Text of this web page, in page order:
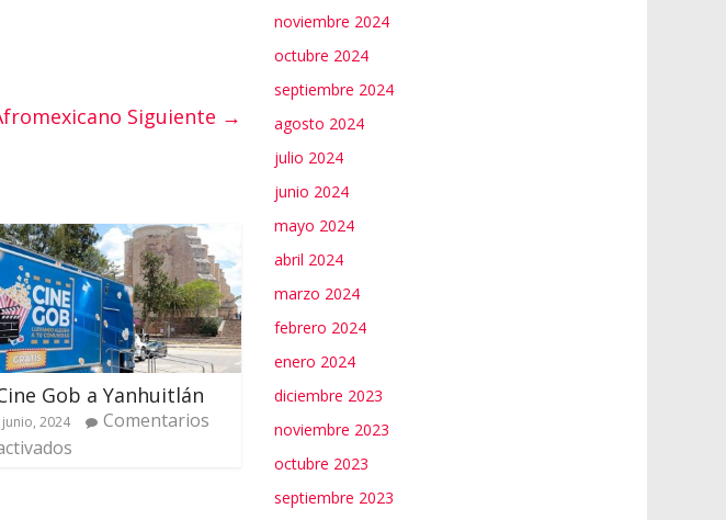
Siguiente →
Gob a Yanhuitlán
junio, 2024
Comentarios
noviembre 2024
octubre 2024
septiembre 2024
agosto 2024
julio 2024
junio 2024
mayo 2024
abril 2024
marzo 2024
febrero 2024
enero 2024
diciembre 2023
noviembre 2023
octubre 2023
septiembre 2023